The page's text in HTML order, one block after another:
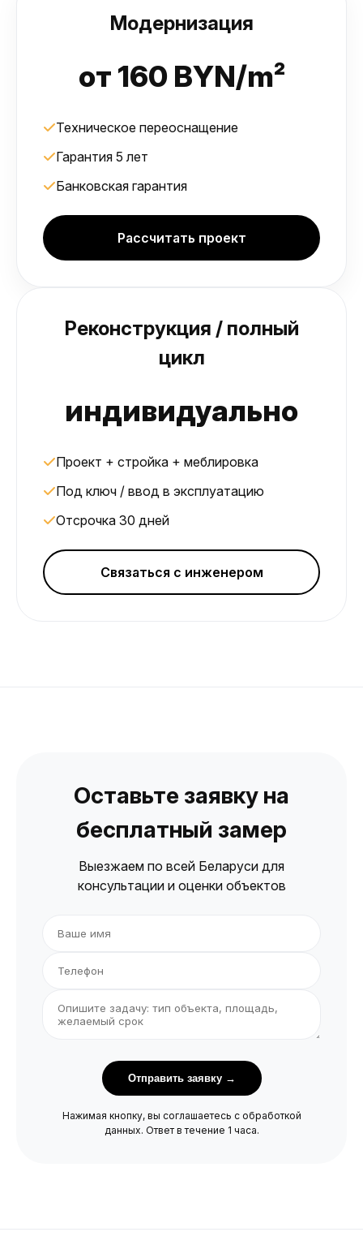
Модернизация
от 160 BYN/m²
Техническое переоснащение
Гарантия 5 лет
Банковская гарантия
Рассчитать проект
Реконструкция / полный
цикл
индивидуально
Проект + стройка + меблировка
Под ключ / ввод в эксплуатацию
Отсрочка 30 дней
Связаться с инженером
Оставьте заявку на
бесплатный замер
Выезжаем по всей Беларуси для
консультации и оценки объектов
Отправить заявку →
Нажимая кнопку, вы соглашаетесь с обработкой
данных. Ответ в течение 1 часа.